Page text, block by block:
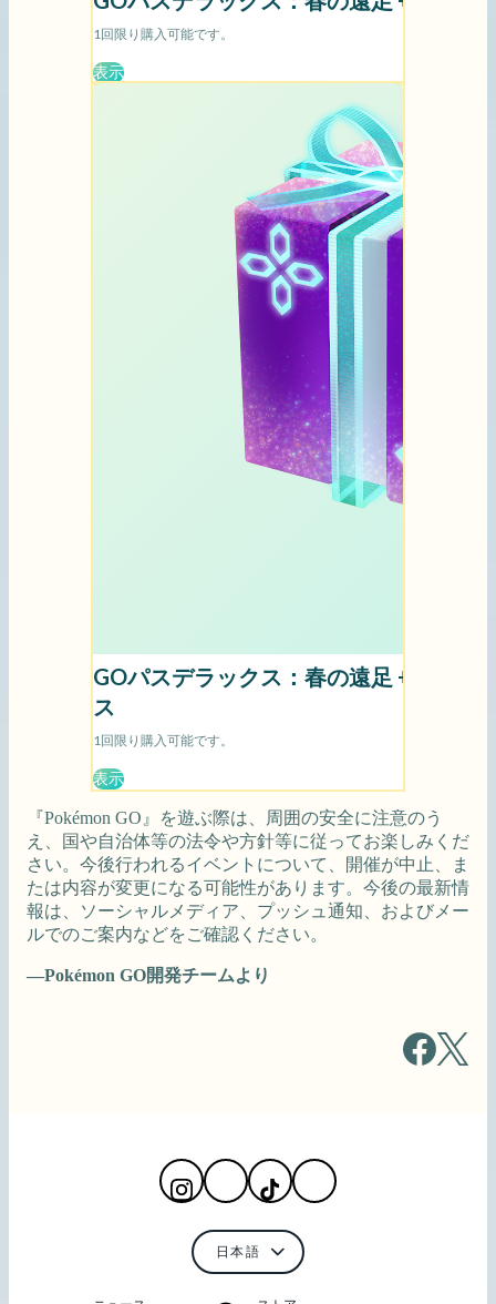
『Pokémon GO』を遊ぶ際は、周囲の安全に注意のう
え、国や自治体等の法令や方針等に従ってお楽しみくだ
さい。今後行われるイベントについて、開催が中止、ま
たは内容が変更になる可能性があります。今後の最新情
報は、ソーシャルメディア、プッシュ通知、およびメー
ルでのご案内などをご確認ください。
—Pokémon GO開発チームより